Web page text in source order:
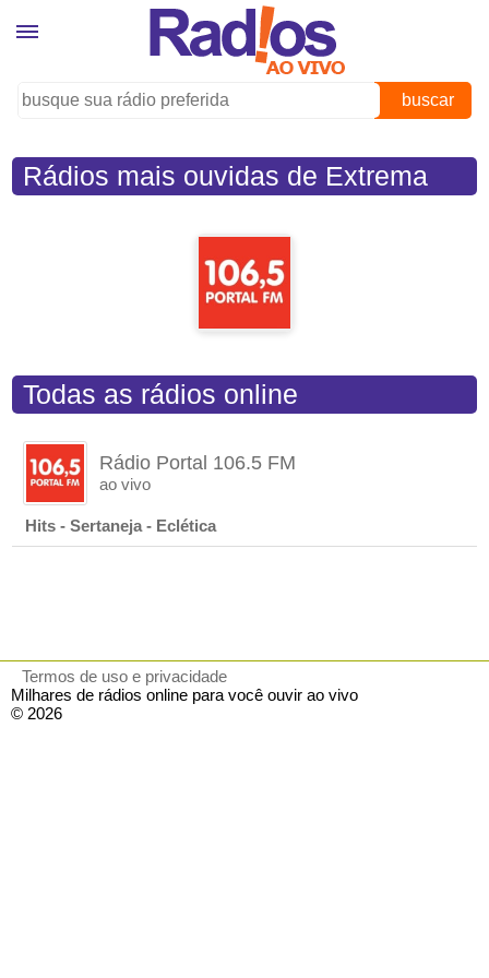
buscar
Rádios mais ouvidas de Extrema
Todas as rádios online
Rádio Portal 106.5 FM
ao vivo
Hits - Sertaneja - Eclética
Termos de uso e privacidade
Milhares de rádios online para você ouvir ao vivo
© 2026